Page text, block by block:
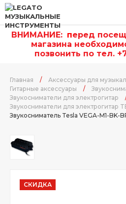
ВНИМАНИЕ: перед
магазина
позвонить по тел.
Главная / Аксессуары для
Гитарные аксессуары
/
Звукосниматели для электрогитар
Звукосниматели для электрогитар
Звукосниматель Tesla VEGA-M1-BK-
СКИДКА